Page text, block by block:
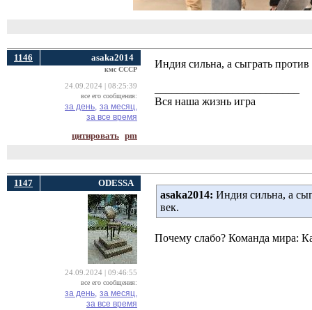
1146 asaka2014
кмс СССР
24.09.2024 | 08:25:39
все его сообщения:
за день, за месяц,
за все время
цитировать pm
Индия сильна, а сыграть
Вся наша жизнь игра
1147 ODESSA
24.09.2024 | 09:46:55
все его сообщения:
за день, за месяц,
за все время
asaka2014: Индия сильна, а
век.
Почему слабо? Команда мира: